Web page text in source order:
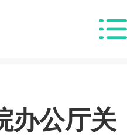
办公厅关